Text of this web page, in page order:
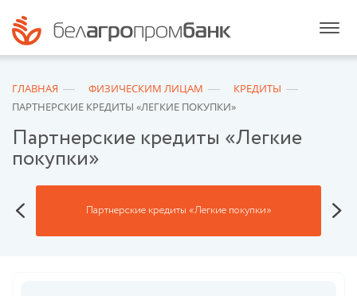
ГЛАВНАЯ ФИЗИЧЕСКИМ ЛИЦАМ
КРЕДИТЫ
ПАРТНЕРСКИЕ КРЕДИТЫ «ЛЕГКИЕ ПОКУПКИ»
Партнерские кредиты «Легкие
покупки»
Партнерские кредиты «Легкие покупки»